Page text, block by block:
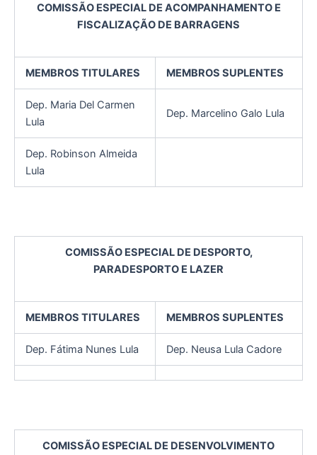
COMISSÃO ESPECIAL DE ACOMPANHAMENTO E
FISCALIZAÇÃO DE BARRAGENS
MEMBROS TITULARES MEMBROS SUPLENTES
Dep. Maria Del Carmen
Lula
Dep. Marcelino Galo Lula
Dep. Robinson Almeida
Lula
COMISSÃO ESPECIAL DE DESPORTO,
PARADESPORTO E LAZER
MEMBROS TITULARES MEMBROS SUPLENTES
Dep. Fátima Nunes Lula Dep. Neusa Lula Cadore
COMISSÃO ESPECIAL DE DESENVOLVIMENTO